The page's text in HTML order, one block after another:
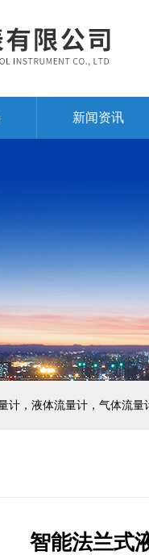
新闻资讯
计，液体流量计，气体流量
智能法兰式